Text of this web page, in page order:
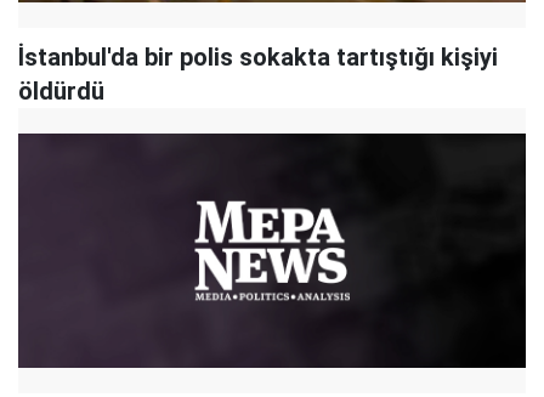
İstanbul'da bir polis sokakta tartıştığı kişiyi
öldürdü